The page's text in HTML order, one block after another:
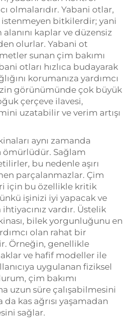
olmalarıdır. Yabani otlar,
istenmeyen bitkilerdir; yani
kaplar ve düzensiz
olurlar. Yabani ot
sunan çim bakımı
otları hızlıca budayarak
korumanıza yardımcı
görünümünde çok büyük
çerçeve ilavesi,
uzatabilir ve verim artışı
aynı zamanda
ömürlüdür. Sağlam
bu nedenle aşırı
parçalanmazlar. Çim
için bu özellikle kritik
işinizi iyi yapacak ve
vardır. Üstelik
bilek yorgunluğunu en
olan rahat bir
Örneğin, genellikle
ve hafif modeller ile
uygulanan fiziksel
çim bakımı
uzun süre çalışabilmesini
kas ağrısı yaşamadan
sağlar.